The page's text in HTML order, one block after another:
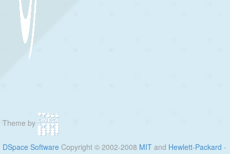
Theme by
DSpace Software Copyright © 2002-2008 MIT and Hewlett-Packard -